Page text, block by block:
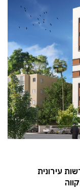
עירונית